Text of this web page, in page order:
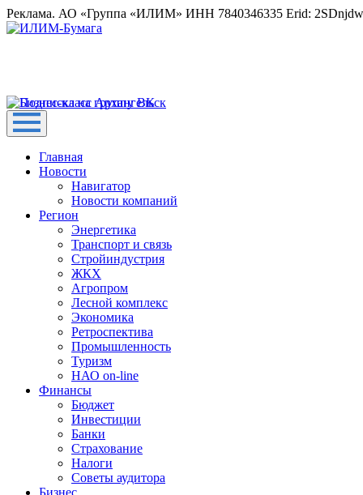
Реклама. АО «Группа «ИЛИМ» ИНН 7840346335 Erid:
Главная
Новости
Навигатор
Новости компаний
Регион
Энергетика
Транспорт и связь
Стройиндустрия
ЖКХ
Агропром
Лесной комплекс
Экономика
Ретроспектива
Промышленность
Туризм
НАО on-line
Финансы
Бюджет
Инвестиции
Банки
Страхование
Налоги
Советы аудитора
Бизнес